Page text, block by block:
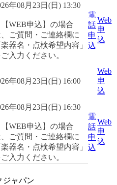
年08月23日(日) 13:30
WEB申込】の場合
ご質問・ご連絡欄に
楽器名・点検希望内容」
ご入力ください。
電
話
申
込
Web
申
込
年08月23日(日) 16:00
Web
申
込
年08月23日(日) 16:30
WEB申込】の場合
ご質問・ご連絡欄に
楽器名・点検希望内容」
ご入力ください。
電
話
申
込
Web
申
込
ジャパン